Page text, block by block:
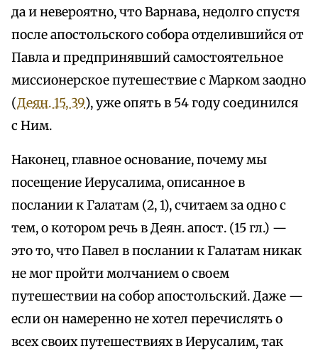
да и невероятно, что Варнава, недолго спустя
после апостольского собора отделившийся от
Павла и предпринявший самостоятельное
миссионерское путешествие с Марком заодно
(Деян. 15, 39), уже опять в 54 году соединился
с Ним.
Наконец, главное основание, почему мы
посещение Иерусалима, описанное в
послании к Галатам (2, 1), считаем за одно с
тем, о котором речь в Деян. апост. (15 гл.) —
это то, что Павел в послании к Галатам никак
не мог пройти молчанием о своем
путешествии на собор апостольский. Даже —
если он намеренно не хотел перечислять о
всех своих путешествиях в Иерусалим, так